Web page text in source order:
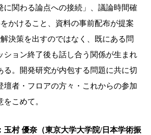
に関わる論点への接続」、議論時間確
かけること、資料の事前配布が提案
決策を出すのではなく、既にある問
ション終了後も話し合う関係が生まれ
る。開発研究が内包する問題に共に切
壇者・フロアの方々・これからの参加
こめて。
玉村 優奈（東京大学大学院/日本学術振